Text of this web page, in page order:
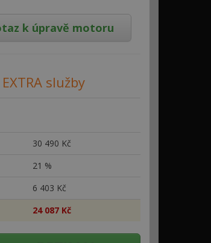
k úpravě motoru
služby
30 490 Kč
21 %
6 403 Kč
24 087 Kč